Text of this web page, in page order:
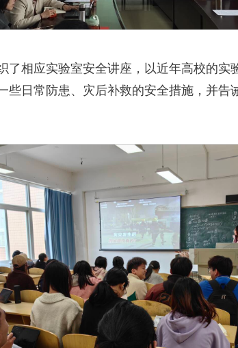
相应实验室安全讲座，以近年高校的
日常防患、灾后补救的安全措施，并